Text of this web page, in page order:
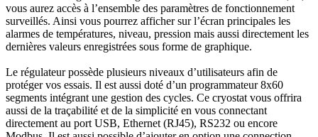
vous aurez accès à l’ensemble des paramètres de fonctionnement
surveillés. Ainsi vous pourrez afficher sur l’écran principales les
alarmes de températures, niveau, pression mais aussi directement les
dernières valeurs enregistrées sous forme de graphique.
Le régulateur possède plusieurs niveaux d’utilisateurs afin de
protéger vos essais. Il est aussi doté d’un programmateur 8x60
segments intégrant une gestion des cycles. Ce cryostat vous offrira
aussi de la traçabilité et de la simplicité en vous connectant
directement au port USB, Ethernet (RJ45), RS232 ou encore